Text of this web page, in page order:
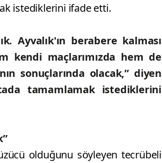
istediklerini ifade etti.
Ayvalık'ın berabere kalması
kendi maçlarımızda hem de
sonuçlarında olacak,” diyen
tamamlamak istediklerini
olduğunu söyleyen tecrübeli